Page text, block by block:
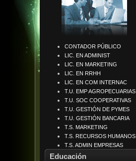
CONTADOR PÚBLICO
LIC. EN ADMINIST
LIC. EN MARKETING
LIC. EN RRHH
LIC. EN COM INTERNAC
T.U. EMP AGROPECUARIAS
T.U. SOC COOPERATIVAS
T.U. GESTIÓN DE PYMES
T.U. GESTIÓN BANCARIA
T.S. MARKETING
T.S. RECURSOS HUMANOS
T.S. ADMIN EMPRESAS
Educación
LIC. GTIÓN INST EDUCAT
LIC. EDUCACIÓN FÍSICA
LIC EDU CONTEX ENCIERR
LIC. EN COMUN INSTITUC
LIC PERIODISMO Y N M